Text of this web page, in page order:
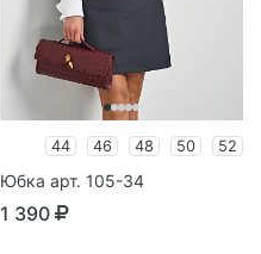
44 46 48 50 52
Юбка арт. 105-34
1 390